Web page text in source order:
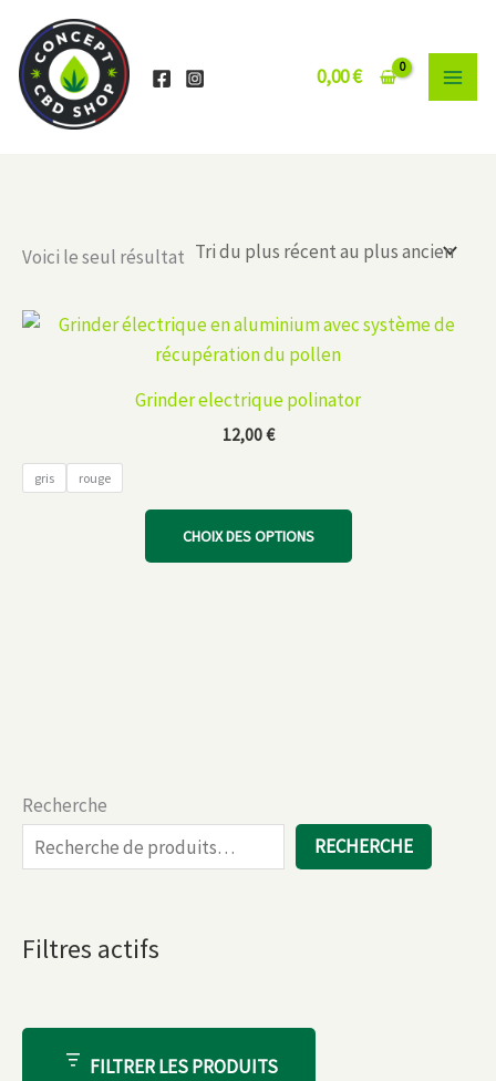
contenu
0,00€
Recherche
RECHERCHE
Filtres actifs
FILTRER LES PRODUITS
Voici le seul résultat
Grinder electrique polinator
12,00€
gris rouge
CHOIX DES OPTIONS
Ce
la
page